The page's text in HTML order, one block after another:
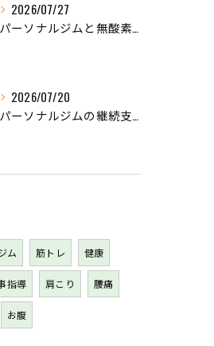
2026/07/27
パーソナルジムと無酸素運動で東京都北区西多摩郡奥多摩町で理想の体を目指す方法
2026/07/20
パーソナルジムの継続支援で習慣化と効果実感を叶える仕組み徹底解説
ム 筋トレ 健康
指導 肩こり 腰痛
お腹